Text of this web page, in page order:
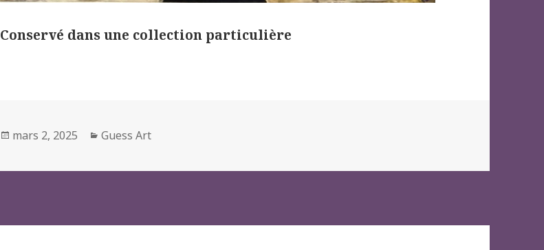
Conservé dans une collection particulière
Posted
mars 2, 2025 Categories
Guess Art